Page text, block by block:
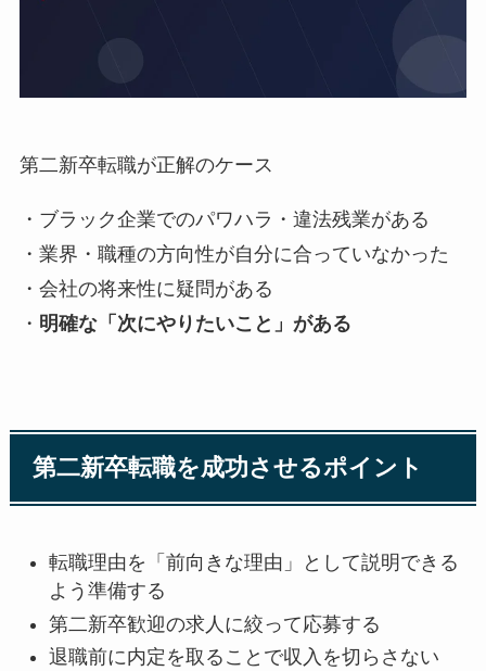
第二新卒転職が正解のケース
・ブラック企業でのパワハラ・違法残業がある
・業界・職種の方向性が自分に合っていなかった
・会社の将来性に疑問がある
・ 明確な「次にやりたいこと」がある
第二新卒転職を成功させるポイント
転職理由を「前向きな理由」として説明できる
よう準備する
第二新卒歓迎の求人に絞って応募する
退職前に内定を取ることで収入を切らさない